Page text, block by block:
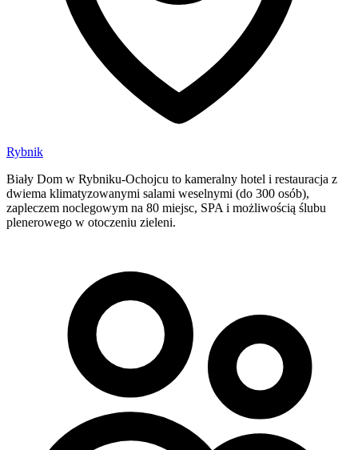
Rybnik
Biały Dom w Rybniku-Ochojcu to kameralny hotel i restauracja z
dwiema klimatyzowanymi salami weselnymi (do 300 osób),
zapleczem noclegowym na 80 miejsc, SPA i możliwością ślubu
plenerowego w otoczeniu zieleni.